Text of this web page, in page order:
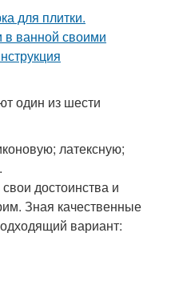
один из шести
латексную;
достоинства и
Зная качественные
вариант: